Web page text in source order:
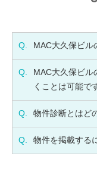
Q. MAC大久保ビル
Q.
MAC大久保ビル
くことは可能で
Q. 物件診断とはど
Q. 物件を掲載する